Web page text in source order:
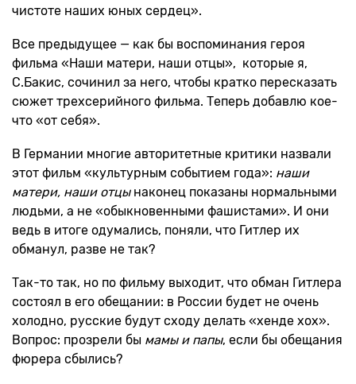
чистоте наших юных сердец».
Все предыдущее — как бы воспоминания героя
фильма «Наши матери, наши отцы», которые я,
С.Бакис, сочинил за него, чтобы кратко пересказать
сюжет трехсерийного фильма. Теперь добавлю кое-
что «от себя».
В Германии многие авторитетные критики назвали
этот фильм «культурным событием года»: наши
матери, наши отцынаконец показаны нормальными
людьми, а не «обыкновенными фашистами». И они
ведь в итоге одумались, поняли, что Гитлер их
обманул, разве не так?
Так-то так, но по фильму выходит, что обман Гитлера
состоял в его обещании: в России будет не очень
холодно, русские будут сходу делать «хенде хох».
Вопрос: прозрели бы мамы и папы, если бы обещания
фюрера сбылись?